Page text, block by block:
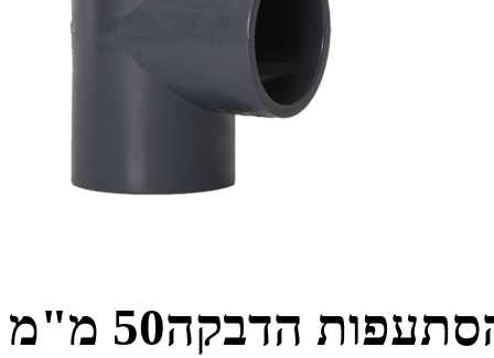
הדבקה50 מ"מ